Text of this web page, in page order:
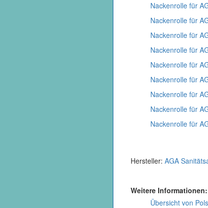
Nackenrolle für
Nackenrolle für
Nackenrolle für
Nackenrolle für
Nackenrolle für
Nackenrolle für
Nackenrolle für
Nackenrolle für
Nackenrolle für
Hersteller: AGA
Weitere Informationen:
Übersicht von